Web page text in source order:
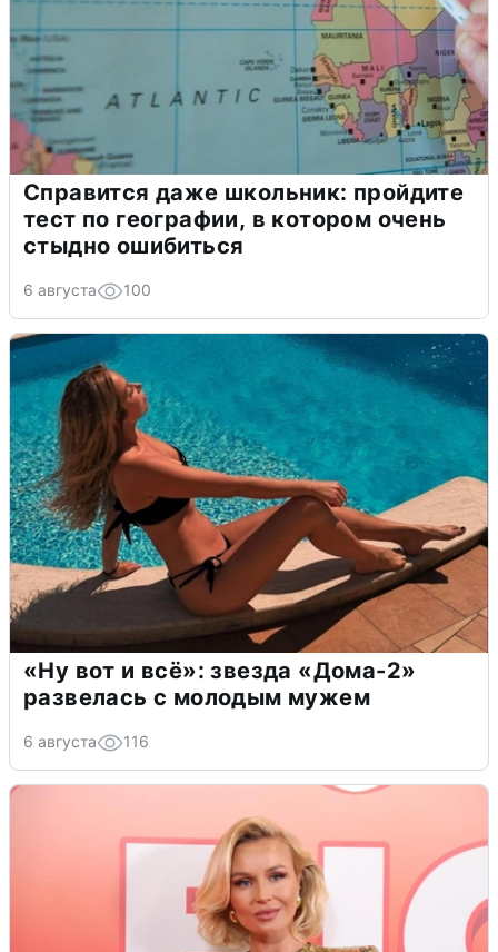
Справится даже школьник: пройдите
тест по географии, в котором очень
стыдно ошибиться
6 августа 100
«Ну вот и всё»: звезда «Дома-2»
развелась с молодым мужем
6 августа 116